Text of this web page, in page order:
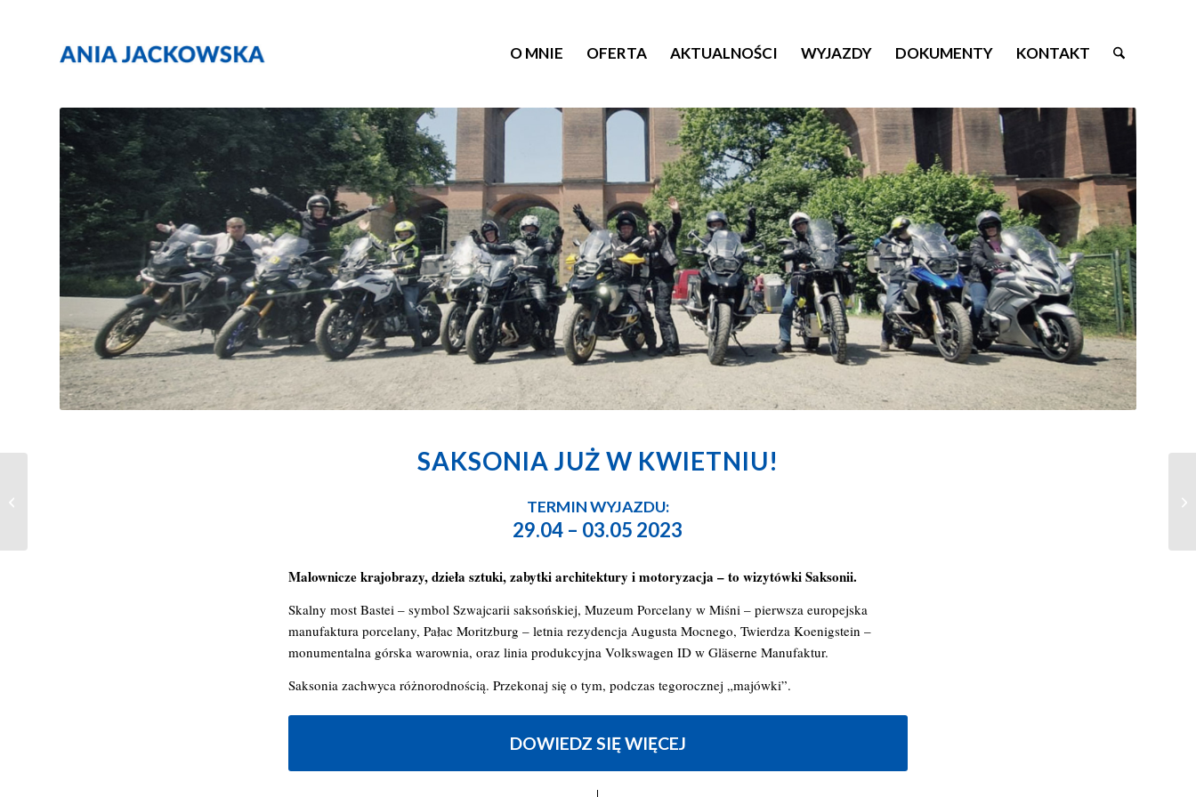
O MNIE OFERTA AKTUALNOŚCI WYJAZDY DOKUMENTY KONTAKT
SAKSONIA JUŻ W KWIETNIU!
TERMIN WYJAZDU:
29.04 – 03.05 2023
Malownicze krajobrazy, dzieła sztuki, zabytki architektury i motoryzacja – to wizytówki Saksonii.
Skalny most Bastei – symbol Szwajcarii saksońskiej, Muzeum Porcelany w Miśni – pierwsza europejska
manufaktura porcelany, Pałac Moritzburg – letnia rezydencja Augusta Mocnego, Twierdza Koenigstein –
monumentalna górska warownia, oraz linia produkcyjna Volkswagen ID w Gläserne Manufaktur.
Saksonia zachwyca różnorodnością. Przekonaj się o tym, podczas tegorocznej „majówki”.
DOWIEDZ SIĘ WIĘCEJ